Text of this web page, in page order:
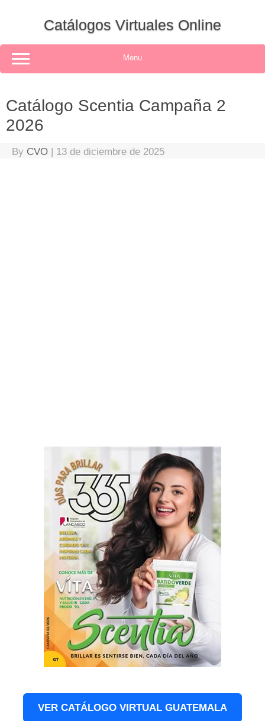
Catálogos Virtuales Online
Menu
Catálogo Scentia Campaña 2
2026
By CVO | 13 de diciembre de 2025
VER CATÁLOGO VIRTUAL GUATEMALA